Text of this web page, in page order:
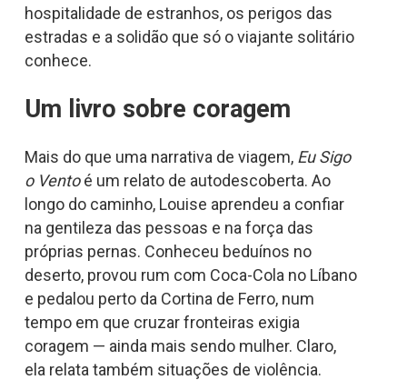
hospitalidade de estranhos, os perigos das
estradas e a solidão que só o viajante solitário
conhece.
Um livro sobre coragem
Mais do que uma narrativa de viagem, Eu Sigo
o Ventoé um relato de autodescoberta. Ao
longo do caminho, Louise aprendeu a confiar
na gentileza das pessoas e na força das
próprias pernas. Conheceu beduínos no
deserto, provou rum com Coca-Cola no Líbano
e pedalou perto da Cortina de Ferro, num
tempo em que cruzar fronteiras exigia
coragem — ainda mais sendo mulher. Claro,
ela relata também situações de violência.